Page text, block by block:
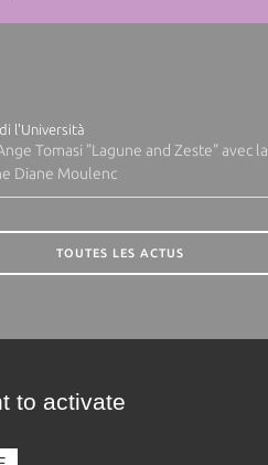
l'Università
Tomasi "Lagune and Zeste" avec la
Diane Moulenc
TOUTES LES ACTUS
to activate